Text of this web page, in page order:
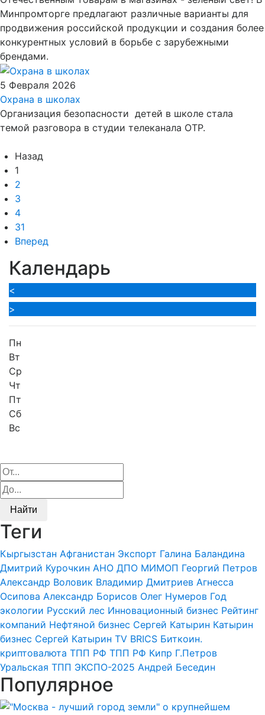
Минпромторге предлагают различные варианты для
продвижения российской продукции и создания более
конкурентных условий в борьбе с зарубежными
брендами.
5 Февраля 2026
Охрана в школах
Организация безопасности детей в школе стала
темой разговора в студии телеканала ОТР.
Назад
1
2
3
4
31
Вперед
Календарь
<
>
Пн
Вт
Ср
Чт
Пт
Сб
Вс
Найти
Теги
Кыргызстан Афганистан Экспорт Галина Баландина
Дмитрий Курочкин АНО ДПО МИМОП Георгий Петров
Александр Воловик Владимир Дмитриев Агнесса
Осипова Александр Борисов Олег Нумеров Год
экологии Русский лес Инновационный бизнес Рейтинг
компаний Нефтяной бизнес Сергей Катырин Катырин
бизнес Сергей Катырин TV BRICS Биткоин.
криптовалюта ТПП РФ ТПП РФ Кипр Г.Петров
Уральская ТПП ЭКСПО-2025 Андрей Беседин
Популярное